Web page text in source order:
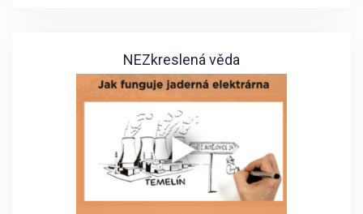
NEZkreslená věda